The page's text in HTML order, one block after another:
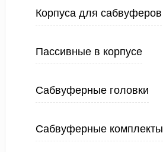
Корпуса для сабвуферов
Пассивные в корпусе
Сабвуферные головки
Сабвуферные комплекты